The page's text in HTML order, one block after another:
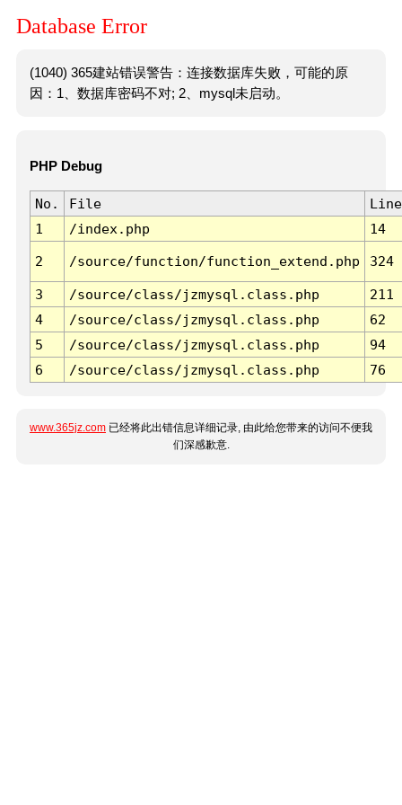
Database Error
(1040) 365建站错误警告：连接数据库失败，可能的原
因：1、数据库密码不对; 2、mysql未启动。
PHP Debug
No. File
Line
1
/index.php 14
2 /source/function/function_extend.php 324
3 /source/class/jzmysql.class.php
211
4
/source/class/jzmysql.class.php
62
5
/source/class/jzmysql.class.php
94
6
/source/class/jzmysql.class.php 76
www.365jz.com 已经将此出错信息详细记录, 由此给您带来的访问不便我
们深感歉意.